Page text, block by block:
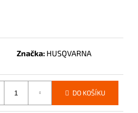
Značka: HUSQVARNA
DO KOŠÍKU